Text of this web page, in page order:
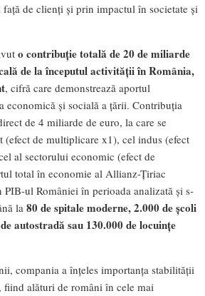
de clienți și prin impactul în societate și
o contribuție totală de 20 de miliarde
de la începutul activității în România,
, cifră care demonstrează aportul
economică și socială a țării. Contribuția
de 4 miliarde de euro, la care se
(efect de multiplicare x1), cel indus (efect
al sectorului economic (efect de
total în economie al Allianz-Țiriac
ul României în perioada analizată și s-
la 80 de spitale moderne, 2.000 de școli
autostradă sau 130.000 de locuințe
compania a înțeles importanța stabilității
fiind alături de români în cele mai